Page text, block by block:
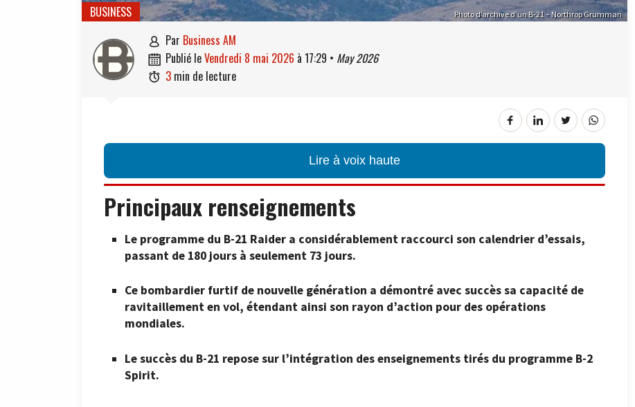
Photo d’archive d’un B-21 – Northrop Grumman
BUSINESS
 par Business AM
 publié le vendredi 8 mai 2026 à 17:29 • May 2026
 3 min de lecture
Lire à voix haute
Principaux renseignements
Le programme du B-21 Raider a considérablement raccourci son calendrier d’essais,
passant de 180 jours à seulement 73 jours.
Ce bombardier furtif de nouvelle génération a démontré avec succès sa capacité de
ravitaillement en vol, étendant ainsi son rayon d’action pour des opérations
mondiales.
Le succès du B-21 repose sur l’intégration des enseignements tirés du programme B-2
Spirit.